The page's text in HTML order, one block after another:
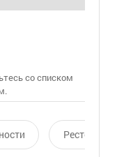
со списком
Ресторан